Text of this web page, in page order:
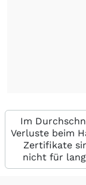
Im
Verluste beim
Zertifikate
nicht für